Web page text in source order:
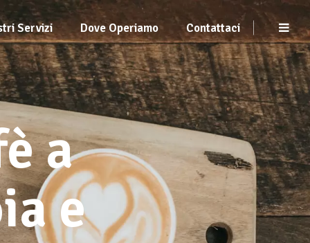
Servizi Dove Operiamo Contattaci
a
e